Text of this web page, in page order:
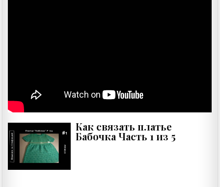
Как связать платье
Бабочка Часть 1 из 5